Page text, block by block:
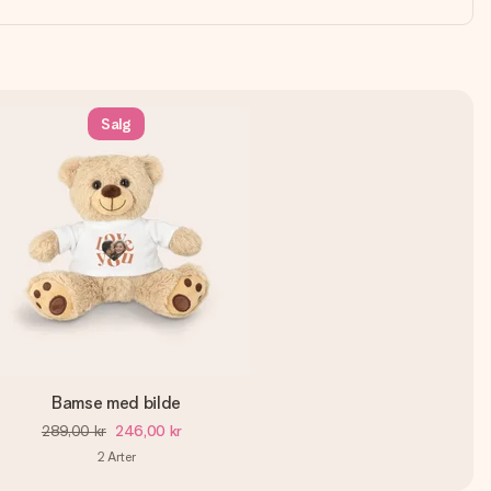
Salg
Bamse med bilde
289,00 kr 246,00 kr
2 Arter